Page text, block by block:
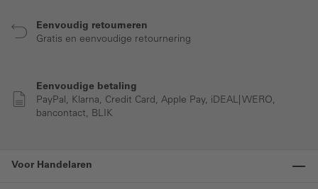
Eenvoudig retourneren
Gratis en eenvoudige retournering
Eenvoudige betaling
PayPal, Klarna, Credit Card, Apple Pay, iDEAL| WERO,
bancontact, BLIK
Voor Handelaren